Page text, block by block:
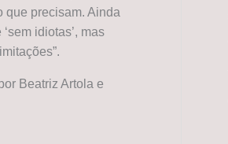
que precisam. Ainda
idiotas’, mas
Beatriz Artola e